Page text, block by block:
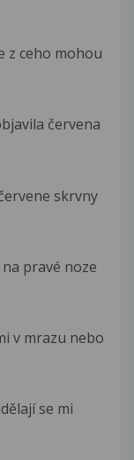
z ceho mohou
červena
skrvny
pravé noze
v mrazu nebo
se mi